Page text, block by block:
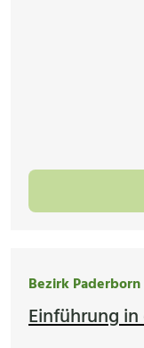
Bezirk Paderborn
Einführung